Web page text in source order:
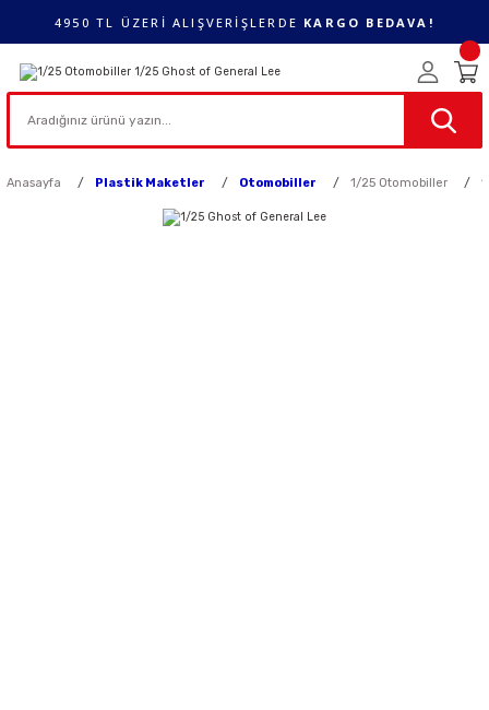
4950 TL ÜZERİ ALIŞVERİŞLERDE KARGO BEDAVA!
Anasayfa Plastik Maketler Otomobiller 1/25 Otomobiller